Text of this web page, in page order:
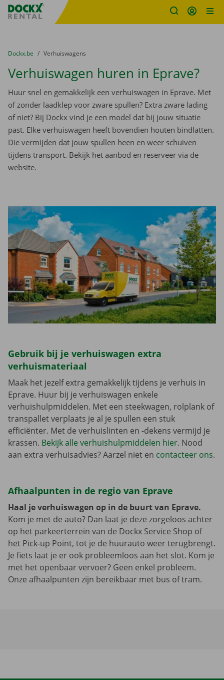
Fratello DEMO
U bevindt zich hier:
van
Dockx.be naar
Verhuiswagens
Verhuiswagen huren in Eprave?
Huur snel en gemakkelijk een verhuiswagen in Eprave. Met
of zonder laadklep voor zware spullen? Extra zware lading
of niet? Bij Dockx vind je een model dat bij jouw situatie
past. Elke verhuiswagen heeft bovendien houten bindlatten.
Die vermijden dat jouw spullen heen en weer schuiven
tijdens transport. Bekijk het aanbod en reserveer via de
website.
Gebruik bij je verhuiswagen extra
verhuismateriaal
Maak het jezelf extra gemakkelijk tijdens je verhuis in
Eprave. Huur bij je verhuiswagen enkele
verhuishulpmiddelen. Met een steekwagen, rolplank of
transpallet verplaats je al je spullen een stuk
efficiënter. Met de verhuislinten en -dekens vermijd je
krassen. Bekijk alle verhuishulpmiddelen hier. Nood
aan extra verhuisadvies? Aarzel niet en contacteer ons.
Afhaalpunten in de regio van Eprave
Haal je verhuiswagen op in de buurt van Eprave.
Kom je met de auto? Dan laat je deze zorgeloos achter
op het parkeerterrein van de Dockx Service Shop of
het Pick-up Point, tot je de huurauto weer terugbrengt.
Je fiets laat je er ook probleemloos aan het slot. Kom je
met het openbaar vervoer? Geen enkel probleem.
Onze afhaalpunten zijn bereikbaar met bus of tram.